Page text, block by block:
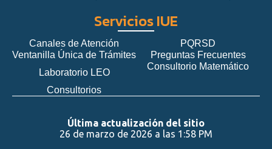
Servicios IUE
Canales de Atención
Ventanilla Única de Trámites
Laboratorio LEO
Consultorios
PQRSD
Preguntas Frecuentes
Consultorio Matemático
Última actualización del sitio
26 de marzo de 2026 a las 1:58 PM